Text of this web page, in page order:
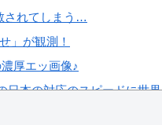
されてしまう…
」が観測！
厚エッ画像♪
日本の対応のスピードに世界